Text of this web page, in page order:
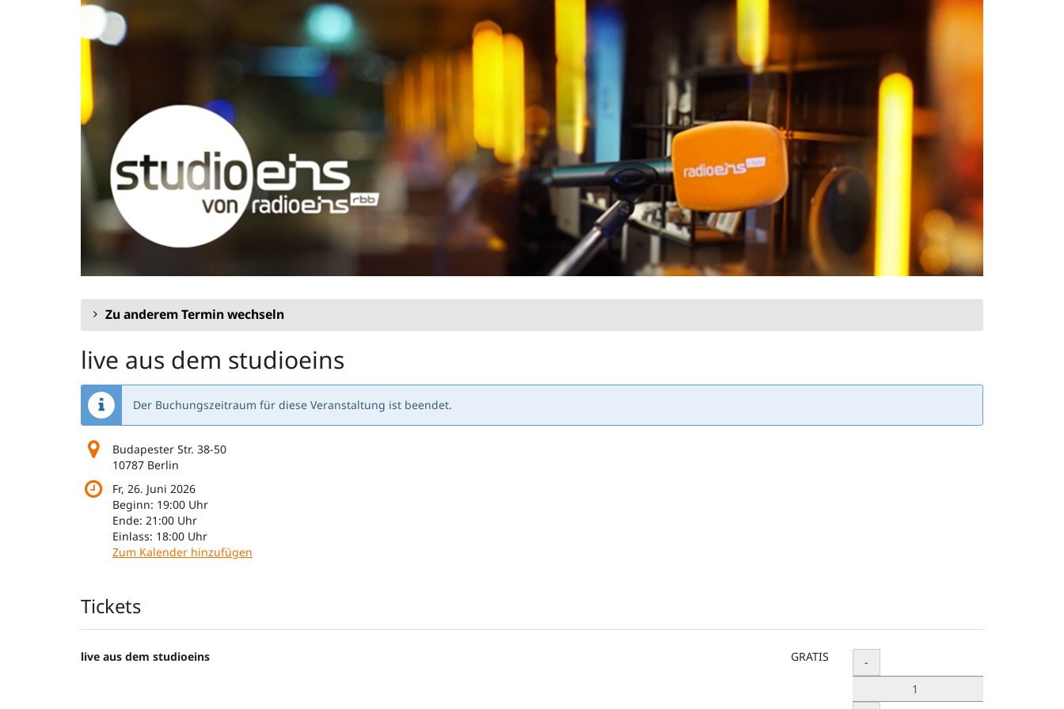
Zu anderem Termin wechseln
live aus dem studioeins
Der Buchungszeitraum für diese Veranstaltung ist beendet.
Budapester Str. 38-50
10787 Berlin
Fr, 26. Juni 2026
Beginn: 19:00 Uhr
Ende: 21:00 Uhr
Einlass: 18:00 Uhr
Zum Kalender hinzufügen
Produkte
Tickets
live aus dem studioeins GRATIS Menge
-